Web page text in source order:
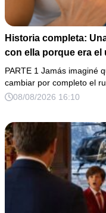
Historia completa:
con ella porque era
antes de morir.
puso en mis manos
había conservado
PARTE 1 Jamás imaginé
cambiar por completo el
08/08/2026 16:10